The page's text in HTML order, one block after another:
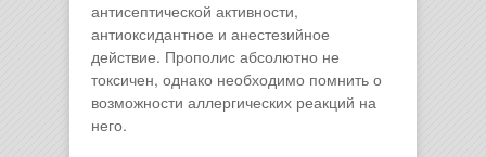
антисептической активности,
антиоксидантное и анестезийное
действие. Прополис абсолютно не
токсичен, однако необходимо помнить о
возможности аллергических реакций на
него.